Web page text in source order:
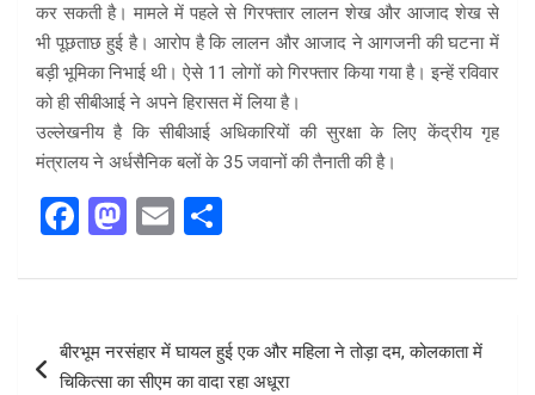
कर सकती है। मामले में पहले से गिरफ्तार लालन शेख और आजाद शेख से
भी पूछताछ हुई है। आरोप है कि लालन और आजाद ने आगजनी की घटना में
बड़ी भूमिका निभाई थी। ऐसे 11 लोगों को गिरफ्तार किया गया है। इन्हें रविवार
को ही सीबीआई ने अपने हिरासत में लिया है।
उल्लेखनीय है कि सीबीआई अधिकारियों की सुरक्षा के लिए केंद्रीय गृह
मंत्रालय ने अर्धसैनिक बलों के 35 जवानों की तैनाती की है।
F
ce
o
M
st
o
d
E
ail ar
e
navigation
बीरभूम नरसंहार में घायल हुई एक और महिला ने तोड़ा दम, कोलकाता में
चिकित्सा का सीएम का वादा रहा अधूरा